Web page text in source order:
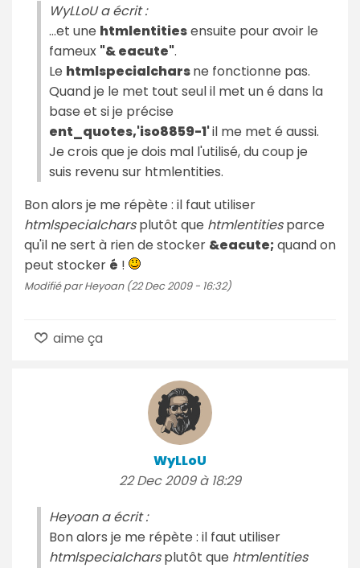
WyLLoU a écrit :
...et une htmlentitiesensuite pour avoir le
fameux "& eacute".
Le htmlspecialcharsne fonctionne pas.
Quand je le met tout seul il met un é dans la
base et si je précise
ent_quotes,'iso8859-1'il me met é aussi.
Je crois que je dois mal l'utilisé, du coup je
suis revenu sur htmlentities.
Bon alors je me répète : il faut utiliser
htmlspecialcharsplutôt que htmlentitiesparce
qu'il ne sert à rien de stocker &eacute;quand on
peut stocker é !
Modifié par Heyoan (22 Dec 2009 - 16:32)
aime ça
WyLLoU
22 Dec 2009 à 18:29
Heyoan a écrit :
Bon alors je me répète : il faut utiliser
htmlspecialcharsplutôt que htmlentities